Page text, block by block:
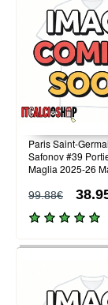
Paris Saint-
Safonov #39
Maglia 2025-26
99.88€